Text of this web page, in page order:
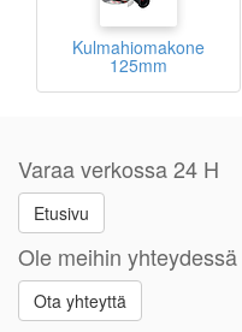
Kulmahiomakone
125mm
Varaa verkossa 24 H
Etusivu
Ole meihin yhteydessä
Ota yhteyttä